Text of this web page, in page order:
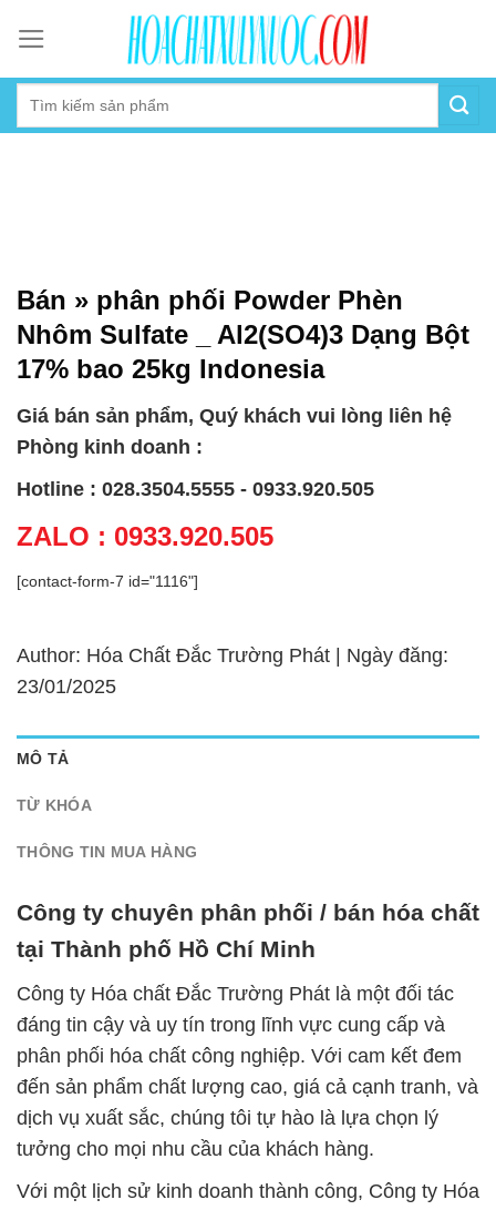
content
Bán » phân phối Powder Phèn
Nhôm Sulfate _ Al2(SO4)3 Dạng Bột
17% bao 25kg Indonesia
Giá bán sản phẩm, Quý khách vui lòng liên hệ
Phòng kinh doanh :
Hotline : 028.3504.5555 - 0933.920.505
ZALO : 0933.920.505
[contact-form-7 id="1116"]
Author: Hóa Chất Đắc Trường Phát | Ngày đăng:
23/01/2025
MÔ TẢ
TỪ KHÓA
THÔNG TIN MUA HÀNG
Công ty chuyên phân phối / bán hóa chất
tại Thành phố Hồ Chí Minh
Công ty Hóa chất Đắc Trường Phát là một đối tác
đáng tin cậy và uy tín trong lĩnh vực cung cấp và
phân phối hóa chất công nghiệp. Với cam kết đem
đến sản phẩm chất lượng cao, giá cả cạnh tranh, và
dịch vụ xuất sắc, chúng tôi tự hào là lựa chọn lý
tưởng cho mọi nhu cầu của khách hàng.
Với một lịch sử kinh doanh thành công, Công ty Hóa